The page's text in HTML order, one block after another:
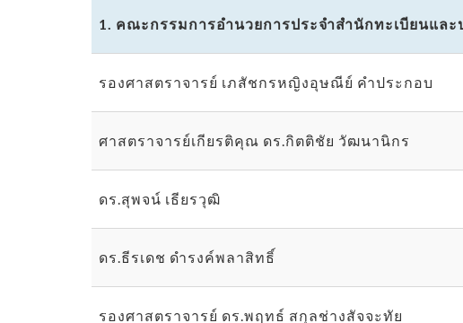
1. คณะกรรมการอำนวยการประจำสำนักทะเบียนแล
รองศาสตราจารย์ เภสัชกรหญิงอุษณีย์ คำประกอบ
ศาสตราจารย์เกียรติคุณ ดร.กิตติชัย วัฒนานิกร
ดร.สุพจน์ เธียรวุฒิ
ดร.ธีรเดช ดำรงค์พลาสิทธิ์
รองศาสตราจารย์ ดร.พฤทธ์ สกุลช่างสัจจะทัย